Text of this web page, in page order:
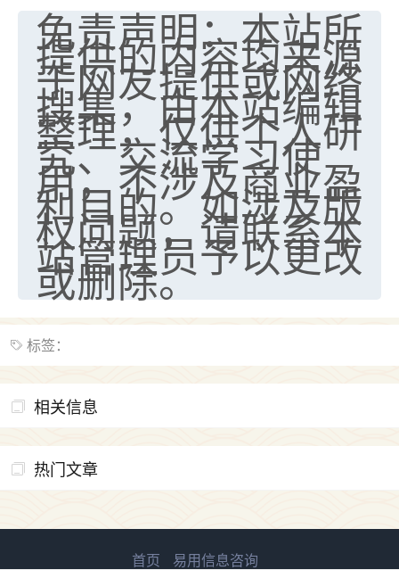
免责声明：本站所
提供的内容均来源
于网友提供或网络
搜集，由本站编辑
整理，仅供个人研
究、交流学习使
用，不涉及商业盈
利目的。如涉及版
权问题，请联系本
站管理员予以更改
或删除。
标签：
相关信息
热门文章
青春168
我也想要，我也想要！
2天前 来自山西 15
Jessica李
老师做不做超度法事？我想给我奶奶做超度，她今年
刚去世了。
七零老顽童：我母亲前年离世，刚开始我经常
做梦梦见她，后来也是朋友介绍，找到慧来老
师，安排了超度法事，做梦再也没有梦到过
了，一开始是半信半疑的，图个心安，给亡母
超度，现在看来，人不信也不行。
2天前 来自云南 11
老师收徒吗？？我对这些很感兴趣
2天前 来自山西
首页 易用信息咨询